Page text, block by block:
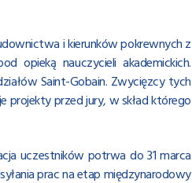
i kierunków pokrewnych z
opieką nauczycieli akademickich.
Saint-Gobain. Zwycięzcy tych
projekty przed jury, w skład którego
uczestników potrwa do 31 marca
prac na etap międzynarodowy